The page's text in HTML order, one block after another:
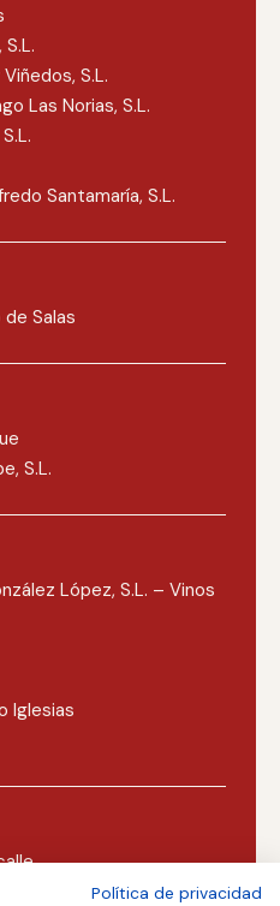
S.L.
Las Norias, S.L.
Santamaría, S.L.
Salas
S.L.
López, S.L. – Vinos
Iglesias
Política de privacidad